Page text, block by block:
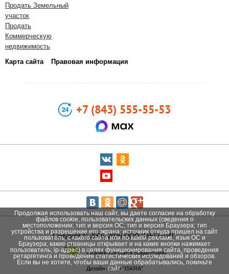
Продать Земельный
участок
Продать
Коммерческую
недвижимость
Карта сайта
Правовая информация
+7 (843) 555-55-53
Copyright © 2006–2026 ООО “МЕГАЛИТ”
Разработка сайта BulgarPromo
Дизайн сайта “ISKRA”
Продолжая использовать наш сайт, вы даете согласие на обработку
файлов cookie, пользовательских данных (сведения о
местоположении; тип и версия ОС; тип и версия Браузера; тип
устройства и разрешение его экрана; источник откуда пришел на сайт
пользователь; с какого сайта или по какой рекламе; язык ОС и
Браузера; какие страницы открывает и на какие кнопки нажимает
пользователь; ip-адрес) в целях функционирования сайта, проведения
ретаргетинга и проведения статистических исследований и обзоров.
Если вы не хотите, чтобы ваши данные обрабатывались, покиньте
сайт.